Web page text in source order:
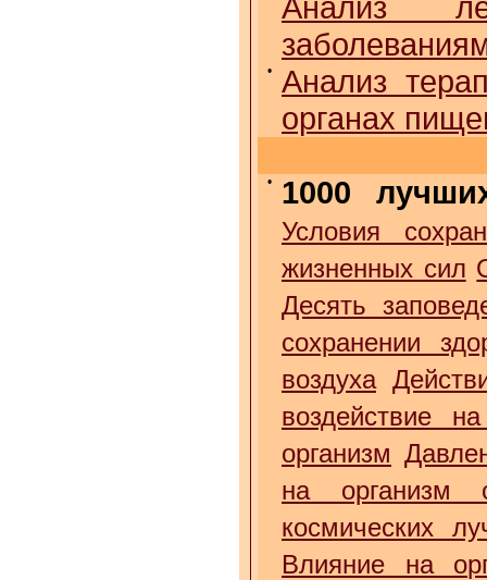
•
Анализ
органах
• 1000
Условия
жизненных сил
Десять
сохранении
воздуха
воздействие
организм
на организм
космических
Влияние на